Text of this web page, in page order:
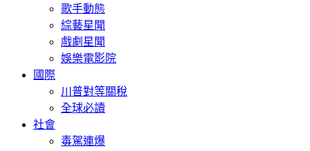
歌手動態
綜藝星聞
戲劇星聞
娛樂電影院
國際
川普對等關稅
全球必讀
社會
毒駕連爆